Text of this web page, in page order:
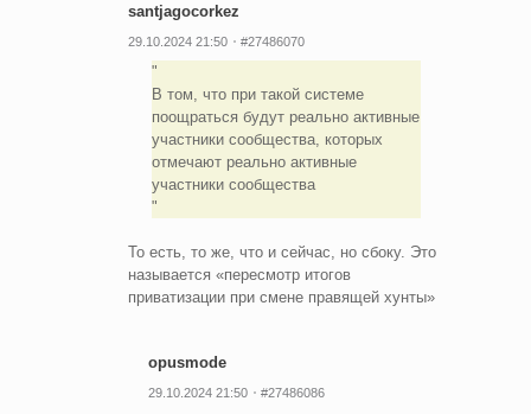
santjagocorkez
29.10.2024 21:50 #27486070
В том, что при такой системе
поощраться будут реально активные
участники сообщества, которых
отмечают реально активные
участники сообщества
То есть, то же, что и сейчас, но сбоку. Это
называется «пересмотр итогов
приватизации при смене правящей хунты»
opusmode
29.10.2024 21:50 #27486086